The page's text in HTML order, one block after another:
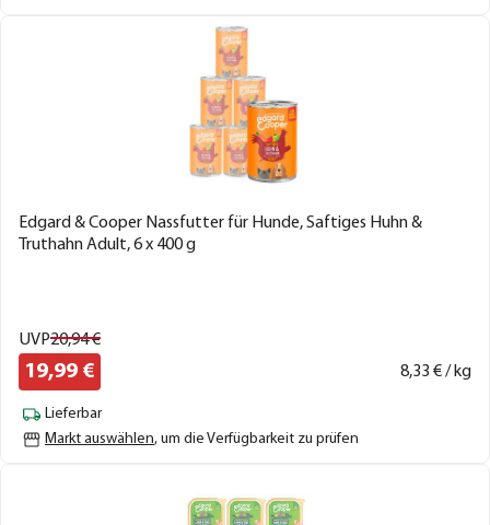
Edgard & Cooper Nassfutter für Hunde, Saftiges Huhn &
Truthahn Adult, 6 x 400 g
UVP20,94€
19,99 € 8,33 € / kg
Lieferbar
Markt auswählen, um die Verfügbarkeit zu prüfen